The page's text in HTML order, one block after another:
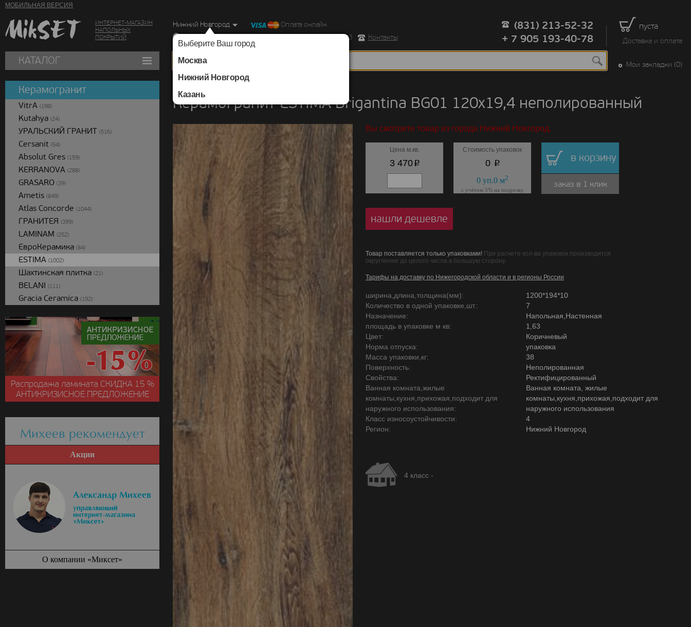
МОБИЛЬНАЯ ВЕРСИЯ
ИНТЕРНЕТ-МАГАЗИН
НАПОЛЬНЫХ
ПОКРЫТИЙ
пуста
Доставка и оплата
Нижний Новгород
Выберите Ваш город
Москва
Нижний Новгород
Казань
Оплата онлайн
г. Нижний Новгород, Ул. Республиканская д.43 корпус 3
Контакты
(831) 213-52-32
+ 7 905 193-40-78
КАТАЛОГ Мои закладки (0)
Керамогранит ESTIMA Brigantina BG01 120x19,4 неполированный
Вы смотрите товар из города Нижний Новгород.
Цена м.кв.
3 470p
Стоимость упаковок
0 p
0уп.0м2
с учётом 5% на подрезку
в корзину
заказ в 1 клик
нашли дешевле
Товар поставляется только упаковками! При расчете кол-ва упаковок производится
округление до целого числа в большую сторону.
Тарифы на доставку по Нижегородской области и в регионы России
ширина,длина,толщина(мм):
1200*194*10
Количество в одной упаковке,шт.:
7
Назначение:
Напольная,Настенная
площадь в упаковке м кв:
1,63
Цвет:
Коричневый
Норма отпуска:
упаковка
Масса упаковки,кг:
38
Поверхность:
Неполированная
Свойства:
Ректифицированный
Ванная комната,жилые
комнаты,кухня,прихожая,подходит для
наружного использования:
Ванная комната, жилые
комнаты,кухня,прихожая,подходит для
наружного использования
Класс износоустойчивости:
4
Регион:
Нижний Новгород
4 класс -
Керамогранит
VitrA (198)
Kutahya (24)
УРАЛЬСКИЙ ГРАНИТ (516)
Cersanit (54)
Absolut Gres (159)
KERRANOVA (288)
GRASARO (39)
Ametis (849)
Atlas Concorde (1044)
ГРАНИТЕЯ (399)
LAMINAM (252)
ЕвроКерамика (84)
ESTIMA (1002)
Шахтинская плитка (21)
BELANI (111)
Gracia Ceramica (192)
Распродажа ламината СКИДКА15 %
АНТИКРИЗИСНОЕ ПРЕДЛОЖЕНИЕ
Михеев рекомендует
Акции
О компании «Миксет»